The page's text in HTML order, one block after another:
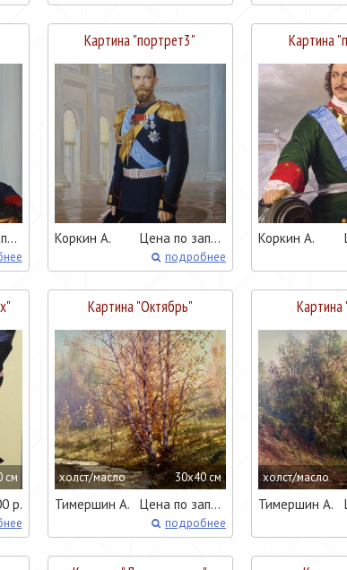
Цена по запросу
Картина "портрет3"
Коркин А. Цена по запросу
подробнее
Картина "
Коркин А.
"
см
р.
Картина "Октябрь"
холст/масло 30x40 см
Тимершин А. Цена по запросу
подробнее
Картина
холст/масло
Тимершин А.